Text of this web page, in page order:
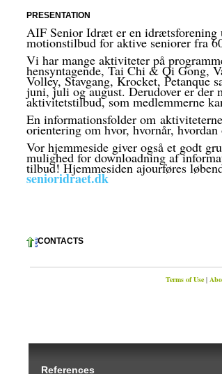
PRESENTATION
AIF Senior Idræt er en
motionstilbud for aktive seniorer fra
Vi har mange aktiviteter på
hensyntagende, Tai Chi & Qi Gong,
Volley, Stavgang, Krocket, Petanque
juni, juli og august. Derudover er der
aktivitetstilbud, som medlemmerne
En informationsfolder om
orientering om hvor, hvornår,
Vor hjemmeside giver også et godt
mulighed for downloadning af
tilbud! Hjemmesiden ajourføres
senioridraet.dk
CONTACTS
Terms of Use |
References